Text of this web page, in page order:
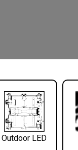
Outdoor LED